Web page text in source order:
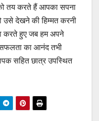
तय करते हैं आपका सपना
देखने की हिम्मत करनी
करते हुए जब हम अपने
सफलता का आनंद तभी
सहित छात्र उपस्थित